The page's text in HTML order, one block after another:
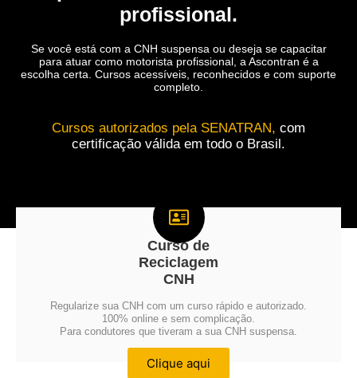
profissional.
Se você está com a CNH suspensa ou deseja se capacitar
para atuar como motorista profissional, a Ascontran é a
escolha certa. Cursos acessíveis, reconhecidos e com suporte
completo.
Cursos autorizados pela SENATRAN, com
certificação válida em todo o Brasil.
Curso de
Reciclagem
CNH
Regularize sua CNH com um curso rápido e autorizado.
100% online e sem complicação.
Para condutores que tiveram a sua CNH suspensa.
Clique aqui